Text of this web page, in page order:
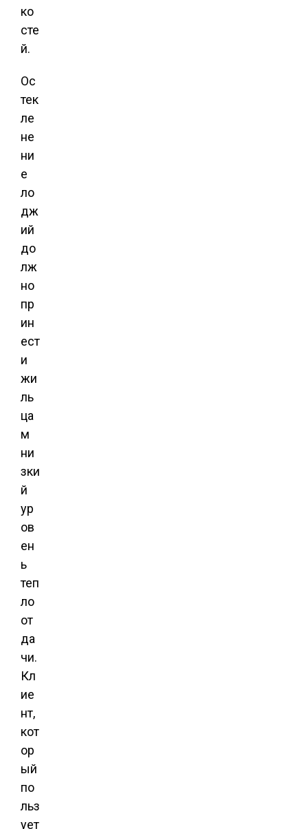
ко
сте
й.
Ос
тек
ле
не
ни
е
ло
дж
ий
до
лж
но
пр
ин
ест
и
жи
ль
ца
м
ни
зки
й
ур
ов
ен
ь
теп
ло
от
да
чи.
Кл
ие
нт,
кот
ор
ый
по
льз
ует